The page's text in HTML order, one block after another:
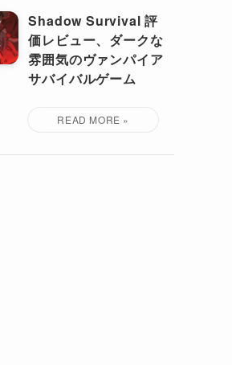
Shadow Survival 評
価レビュー、ダークな
雰囲気のヴァンパイア
サバイバルゲーム